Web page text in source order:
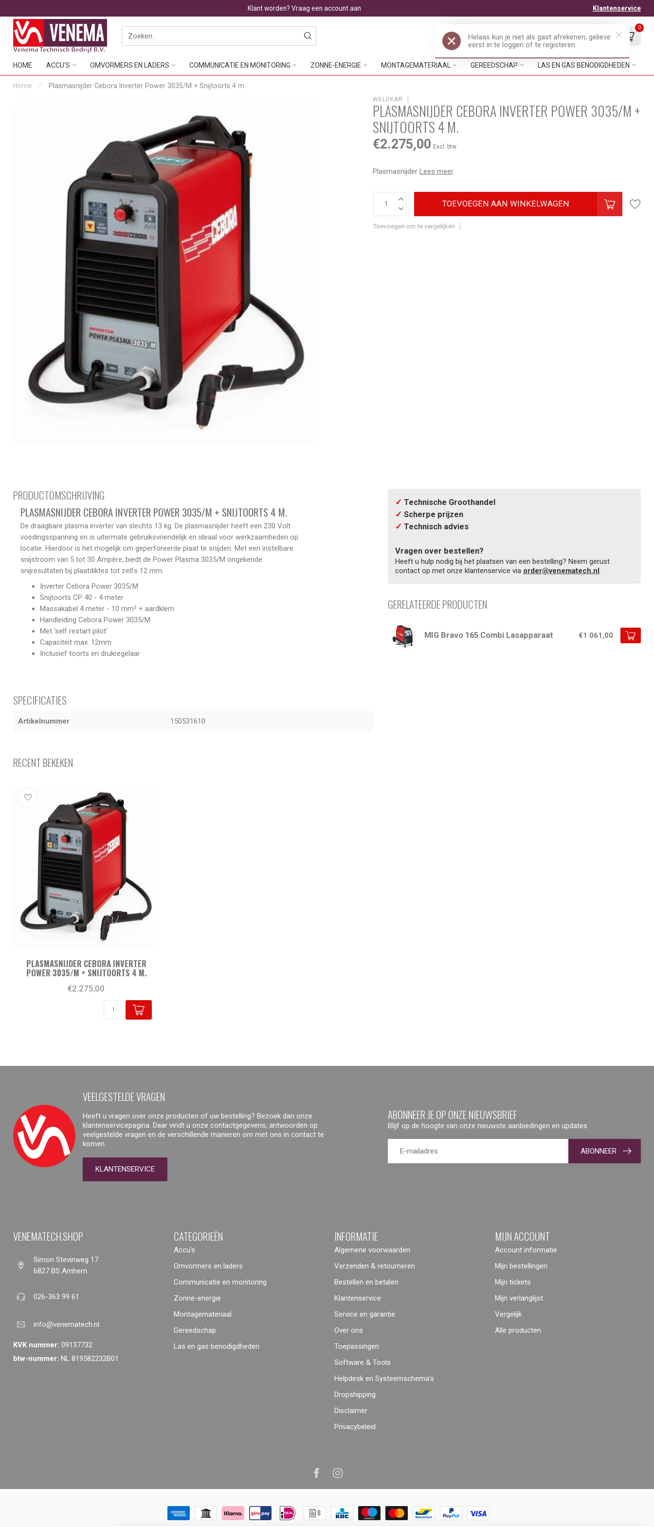
Klant worden? Vraag een account aan Klantenservice
EUR Mijn account Verlanglijst
0
HOME ACCU'S OMVORMERS EN LADERS COMMUNICATIE EN MONITORING ZONNE-ENERGIE MONTAGEMATERIAAL GEREEDSCHAP LAS EN GAS BENODIGDHEDEN
Home / Plasmasnijder Cebora Inverter Power 3035/M + Snijtoorts 4 m.
WELDKAR
PLASMASNIJDER CEBORA INVERTER POWER 3035/M +
SNIJTOORTS 4 M.
€2.275,00 Excl. btw
PlasmasnijderLees meer.
TOEVOEGEN AAN WINKELWAGEN
Toevoegen om te vergelijken
PRODUCTOMSCHRIJVING
PLASMASNIJDER CEBORA INVERTER POWER 3035/M + SNIJTOORTS 4 M.
De draagbare plasma inverter van slechts 13 kg. De plasmasnijder heeft een 230 Volt
voedingsspanning en is uitermate gebruiksvriendelijk en ideaal voor werkzaamheden op
locatie. Hierdoor is het mogelijk om geperforeerde plaat te snijden. Met een instelbare
snijstroom van 5 tot 30 Ampère, biedt de Power Plasma 3035/M ongekende
snijresultaten bij plaatdiktes tot zelfs 12 mm.
Inverter Cebora Power 3035/M
Snijtoorts CP 40 - 4 meter
Massakabel 4 meter - 10 mm² + aardklem
Handleiding Cebora Power 3035/M
Met 'self restart pilot'
Capaciteit max. 12mm
Inclusief toorts en drukregelaar
SPECIFICATIES
Artikelnummer 150531610
✓ Technische Groothandel
✓ Scherpe prijzen
✓ Technisch advies
Vragen over bestellen?
Heeft u hulp nodig bij het plaatsen van een bestelling? Neem gerust
contact op met onze klantenservice via order@venematech.nl.
GERELATEERDE PRODUCTEN
MIG Bravo 165 Combi Lasapparaat €1.061,00
RECENT BEKEKEN
PLASMASNIJDER CEBORA INVERTER
POWER 3035/M + SNIJTOORTS 4 M.
€2.275,00
VEELGESTELDE VRAGEN
Heeft u vragen over onze producten of uw bestelling? Bezoek dan onze
klantenservicepagina. Daar vindt u onze contactgegevens, antwoorden op
veelgestelde vragen en de verschillende manieren om met ons in contact te
komen.
KLANTENSERVICE
ABONNEER JE OP ONZE NIEUWSBRIEF
Blijf op de hoogte van onze nieuwste aanbiedingen en updates
ABONNEER
VENEMATECH.SHOP
Simon Stevinweg 17
6827 BS Arnhem
026-363 99 61
info@venematech.nl
KVK nummer: 09137732
btw-nummer: NL 819582232B01
CATEGORIEËN
Accu's
Omvormers en laders
Communicatie en monitoring
Zonne-energie
Montagemateriaal
Gereedschap
Las en gas benodigdheden
INFORMATIE
Algemene voorwaarden
Verzenden & retourneren
Bestellen en betalen
Klantenservice
Service en garantie
Over ons
Toepassingen
Software & Tools
Helpdesk en Systeemschema's
Dropshipping
Disclaimer
Privacybeleid
MIJN ACCOUNT
Account informatie
Mijn bestellingen
Mijn tickets
Mijn verlanglijst
Vergelijk
Alle producten